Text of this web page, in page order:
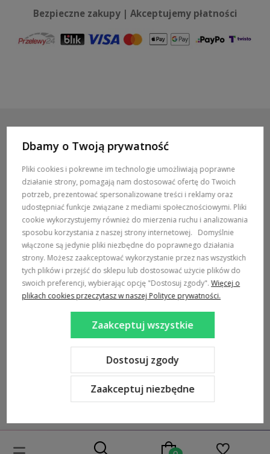
Bezpieczne zakupy | Akceptujemy płatności
MARKI
POPULARNE KATEGORIE
DOSTAWA:
Sklep internetowy Shoper Premium
Dbamy o Twoją prywatność
Pliki cookies i pokrewne im technologie umożliwiają poprawne
działanie strony, pomagają nam dostosować ofertę do Twoich
potrzeb, prezentować spersonalizowane treści i reklamy oraz
udostępniać funkcje związane z mediami społecznościowymi. Pliki
cookie wykorzystujemy również do mierzenia ruchu i analizowania
sposobu korzystania z naszej strony internetowej. Domyślnie
włączone są jedynie pliki niezbędne do poprawnego działania
strony. Możesz zaakceptować wykorzystanie przez nas wszystkich
tych plików i przejść do sklepu lub dostosować użycie plików do
swoich preferencji, wybierając opcję "Dostosuj zgody".Więcej o
plikach cookies przeczytasz w naszej Polityce prywatności.
Zaakceptuj niezbędne
Dostosuj zgody
Zaakceptuj wszystkie